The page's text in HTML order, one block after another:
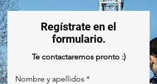
Regístrate en el
formulario.
Te contactaremos pronto :)
Nombre y apellidos